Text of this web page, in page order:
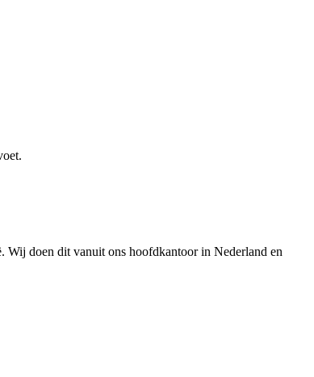
doen dit vanuit ons hoofdkantoor in Nederland en